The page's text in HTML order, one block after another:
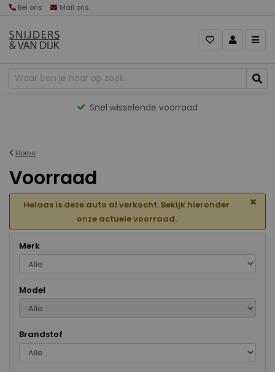
Bel ons Mail ons
Gevarieerd aanbod
Home
Voorraad
Helaas is deze auto al verkocht. Bekijk hieronder
onze actuele voorraad.
×
Merk
Model
Brandstof